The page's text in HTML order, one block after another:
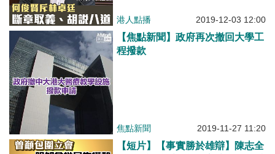
港人點播 2019-12-03 12:00
【焦點新聞】政府再次撤回大學工
程撥款
焦點新聞 2019-11-27 11:20
【短片】【事實勝於雄辯】陳志全